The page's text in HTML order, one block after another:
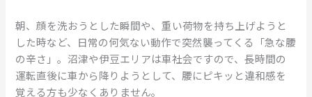
朝、顔を洗おうとした瞬間や、重い荷物を持ち上げようと
した時など、日常の何気ない動作で突然襲ってくる「急な腰
の辛さ」。沼津や伊豆エリアは車社会ですので、長時間の
運転直後に車から降りようとして、腰にピキッと違和感を
覚える方も少なくありません。